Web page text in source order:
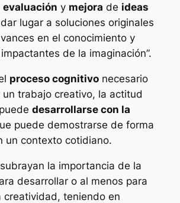
evaluación y mejora de ideas
lugar a soluciones originales
en el conocimiento y
de la imaginación”.
proceso cognitivonecesario
un trabajo creativo, la actitud
desarrollarse con la
puede demostrarse de forma
un contexto cotidiano.
la importancia de la
desarrollar o al menos para
creatividad, teniendo en